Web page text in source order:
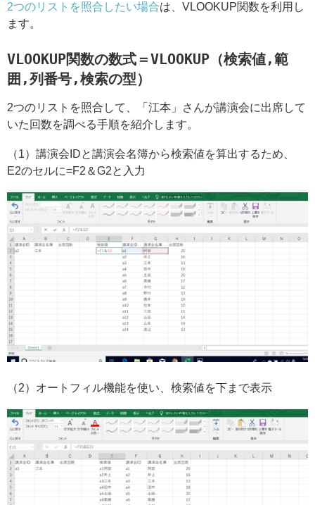
2つのリストを照合したい場合は、VLOOKUP関数を利用し
ます。
VLOOKUP関数の数式＝VLOOKUP（検索値,範
囲,列番号,検索の型）
2つのリストを照合して、「江本」さんが講演会に出席して
いた回数を調べる手順を紹介します。
（1）講演会IDと講演会名簿から検索値を算出するため、
E2のセルに=F2＆G2と入力
（2）オートフィル機能を使い、検索値を下まで表示